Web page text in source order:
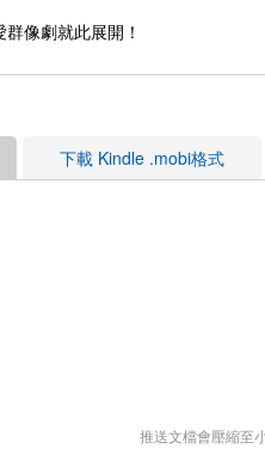
像劇就此展開！
下載 Kindle .mobi格式
推送文檔會壓縮至